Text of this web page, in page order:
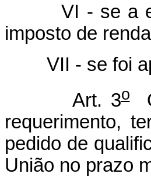
VI - se a
imposto de
VII - se foi
Art. 3oO
requerimento,
pedido de
União no prazo